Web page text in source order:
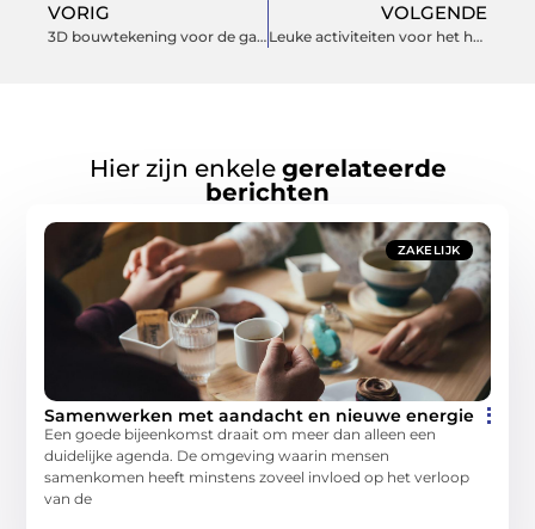
VORIG
3D bouwtekening voor de gas industrie
VOLGENDE
Leuke activiteiten voor het hele gezin!
Hier zijn enkele gerelateerde
berichten
ZAKELIJK
Samenwerken met aandacht en nieuwe energie
Een goede bijeenkomst draait om meer dan alleen een
duidelijke agenda. De omgeving waarin mensen
samenkomen heeft minstens zoveel invloed op het verloop
van de